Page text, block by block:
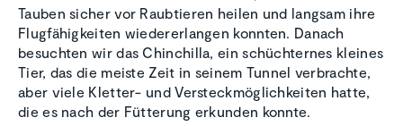
Tauben sicher vor Raubtieren heilen und langsam ihre
Flugfähigkeiten wiedererlangen konnten. Danach
besuchten wir das Chinchilla, ein schüchternes kleines
Tier, das die meiste Zeit in seinem Tunnel verbrachte,
aber viele Kletter- und Versteckmöglichkeiten hatte,
die es nach der Fütterung erkunden konnte.